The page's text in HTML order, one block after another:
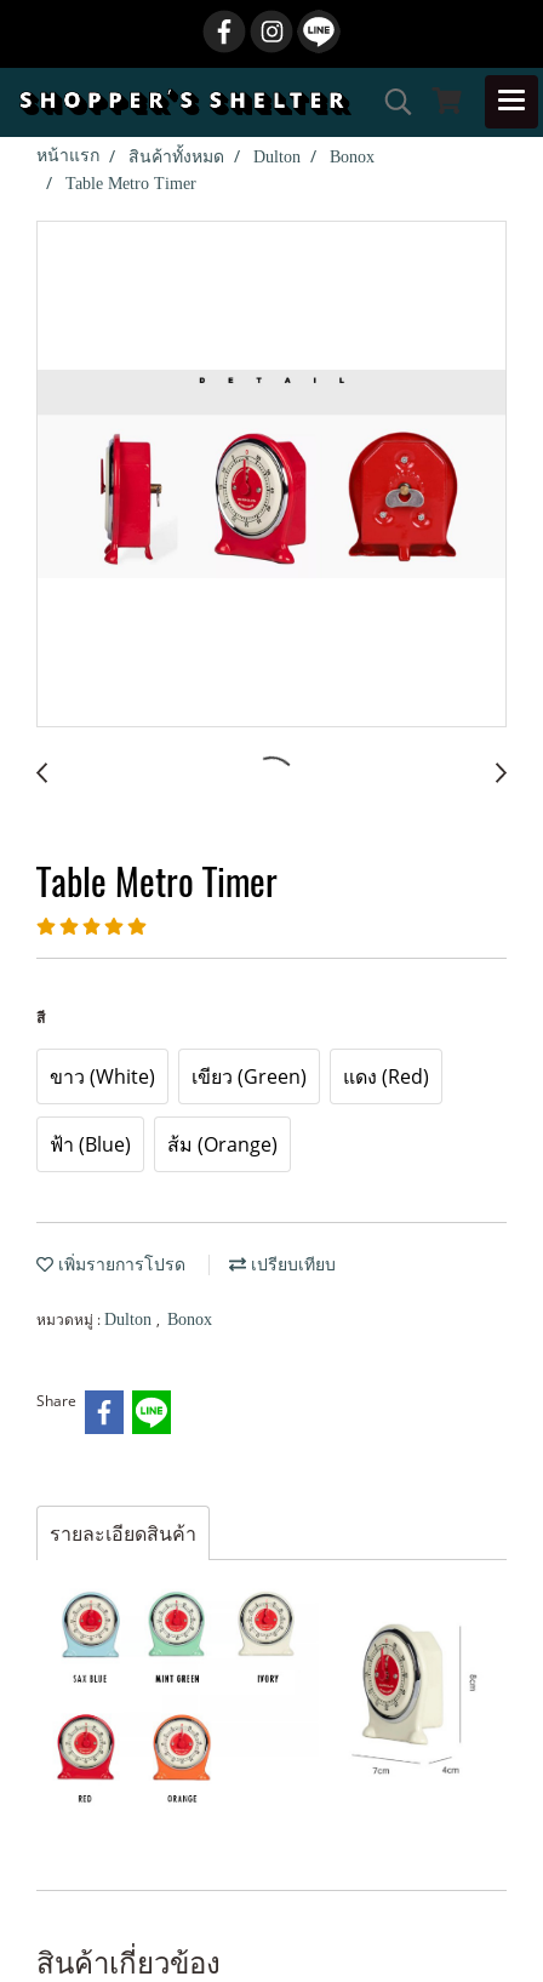
หน้าแรก สินค้าทั้งหมด Dulton
Bonox
Table Metro Timer
Table Metro Timer
สี
ขาว (White) เขียว (Green) แดง (Red)
ฟ้า (Blue) ส้ม (Orange)
เพิ่มรายการโปรด เปรียบเทียบ
หมวดหมู่ : Dulton , Bonox
Share
รายละเอียดสินค้า
สินค้าเกี่ยวข้อง